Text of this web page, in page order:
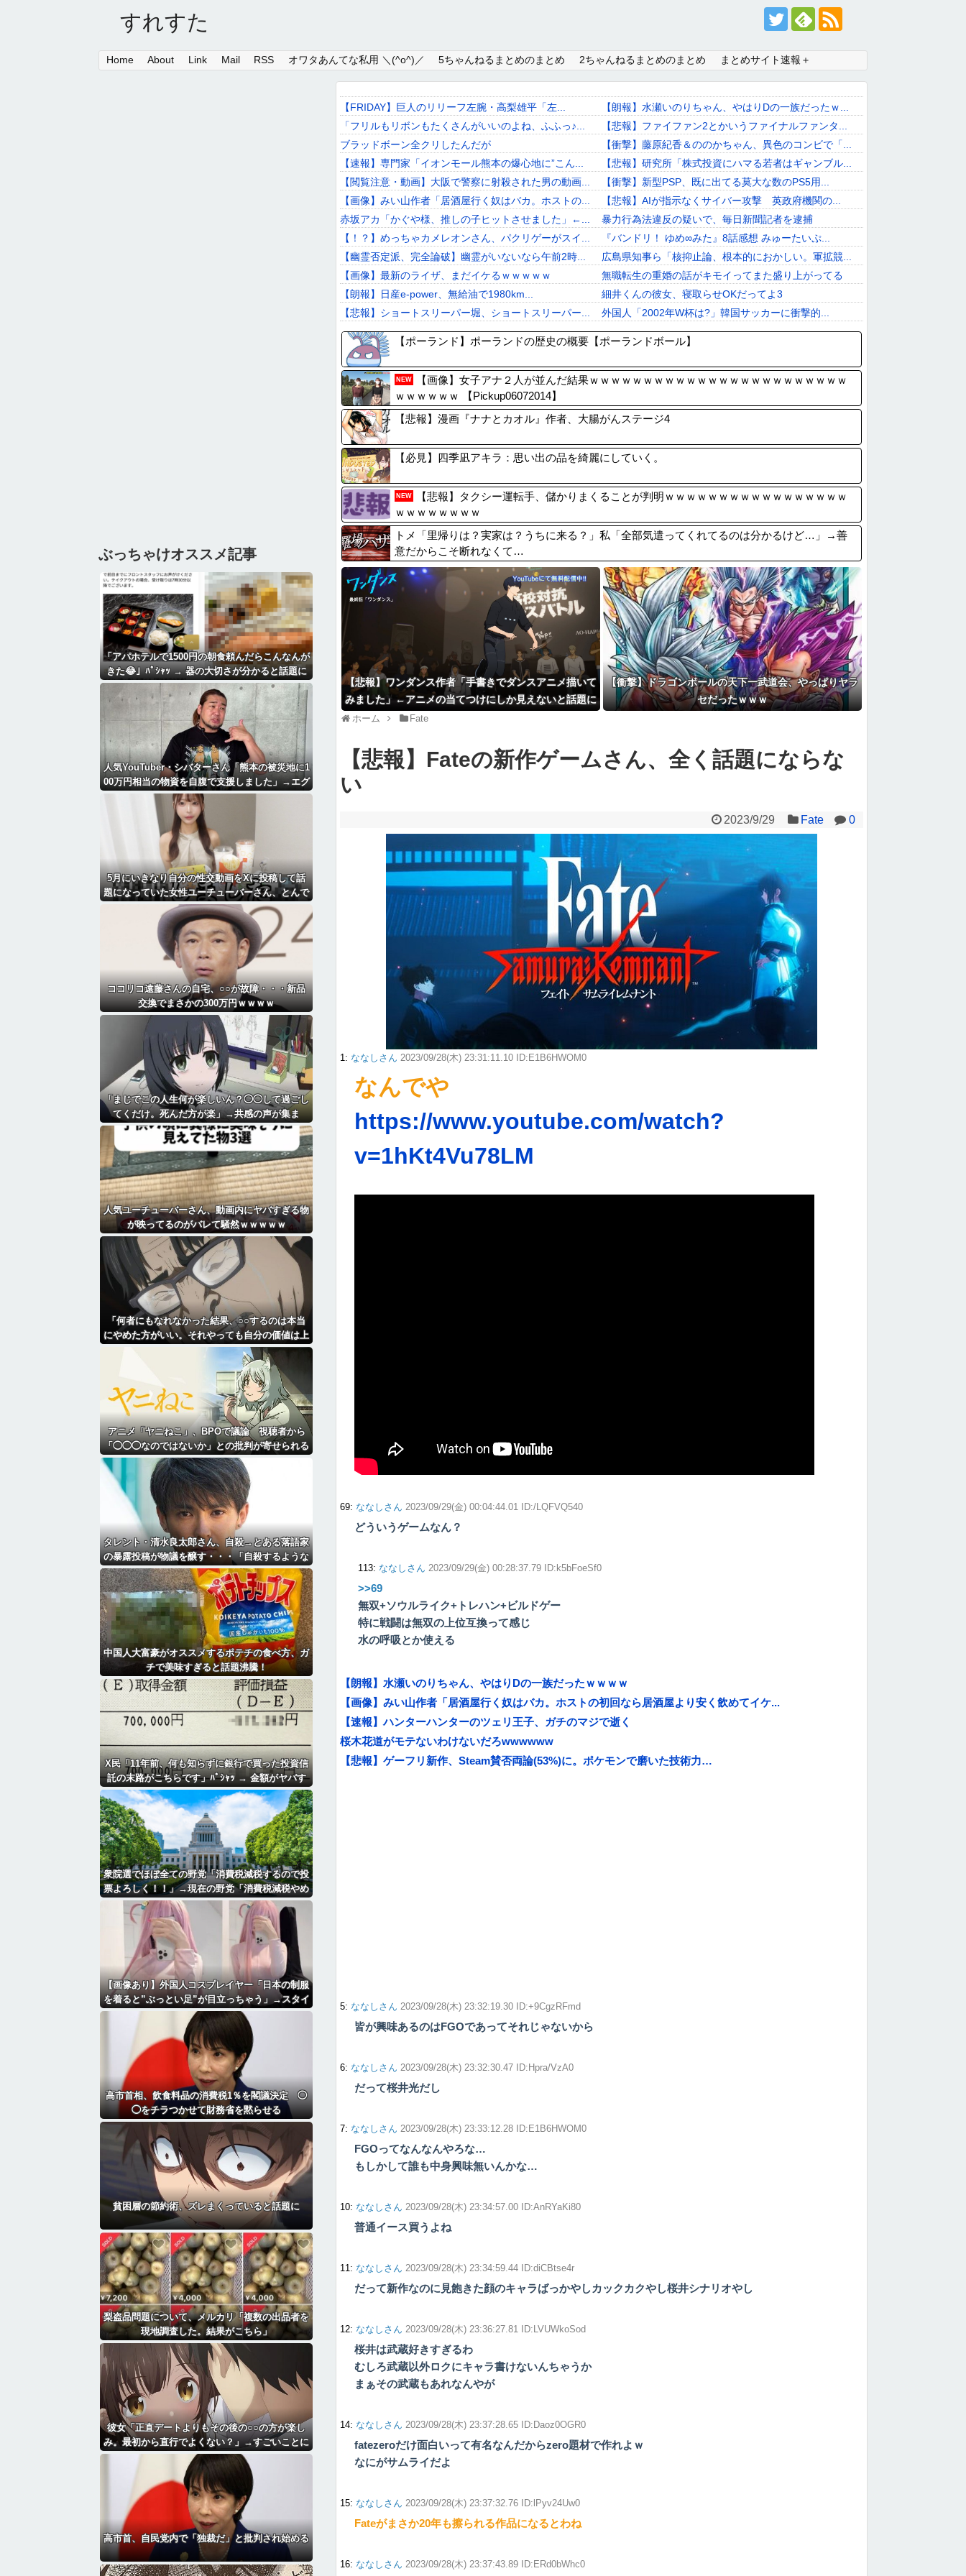
すれすた
Home About Link Mail RSS オワタあんてな私用 ＼(^o^)／ 5ちゃんねるまとめのまとめ 2ちゃんねるまとめのまとめ まとめサイト速報＋
【FRIDAY】巨人のリリーフ左腕・高梨雄平「左...
「フリルもリボンもたくさんがいいのよね、ふふっ♪...
ブラッドボーン全クリしたんだが
【速報】専門家「イオンモール熊本の爆心地に”こん...
【閲覧注意・動画】大阪で警察に射殺された男の動画...
【画像】みい山作者「居酒屋行く奴はバカ。ホストの...
赤坂アカ「かぐや様、推しの子ヒットさせました」←...
【！？】めっちゃカメレオンさん、パクリゲーがスイ...
【幽霊否定派、完全論破】幽霊がいないなら午前2時...
【画像】最新のライザ、まだイケるｗｗｗｗｗ
【朗報】日産e-power、無給油で1980km...
【悲報】ショートスリーパー堀、ショートスリーパー...
【画像】『金田一少年の事件簿』で好きな死体ランキ...
【有能】政府「トラックはサービスエリア利用有料化...
【動画】両方馬鹿（笑）ミニストップでトラックと衝...
【画像】ワイのS&P500、逝くｗ
【朗報】水瀬いのりちゃん、やはりDの一族だったｗ...
【悲報】ファイファン2とかいうファイナルファンタ...
【衝撃】藤原紀香＆ののかちゃん、異色のコンビで「...
【悲報】研究所「株式投資にハマる若者はギャンブル...
【衝撃】新型PSP、既に出てる莫大な数のPS5用...
【悲報】AIが指示なくサイバー攻撃 英政府機関の...
暴力行為法違反の疑いで、毎日新聞記者を逮捕
『バンドリ！ ゆめ∞みた』8話感想 みゅーたいぷ...
広島県知事ら「核抑止論、根本的におかしい。軍拡競...
無職転生の重婚の話がキモイってまた盛り上がってる
細井くんの彼女、寝取らせOKだってよ3
外国人「2002年W杯は?」韓国サッカーに衝撃的...
【画像】井口裕香(36)、タンクトップがはち切れ...
松本人志企画・プロデュース『ドキュメンタル』、ア...
【悲報】嫁に15年間嘘つかれてて心が壊れてるから...
【リスク3倍】お前ら「認知症」になりたくないなら...
【ポーランド】ポーランドの歴史の概要【ポーランドボール】
NEW
【画像】女子アナ２人が並んだ結果ｗｗｗｗｗｗｗｗｗｗｗｗｗｗｗｗｗｗｗｗｗｗｗｗ
ｗｗｗｗｗｗ 【Pickup06072014】
【悲報】漫画『ナナとカオル』作者、大腸がんステージ4
【必見】四季凪アキラ：思い出の品を綺麗にしていく。
NEW
【悲報】タクシー運転手、儲かりまくることが判明ｗｗｗｗｗｗｗｗｗｗｗｗｗｗｗｗｗ
ｗｗｗｗｗｗｗｗ
トメ「里帰りは？実家は？うちに来る？」私「全部気遣ってくれてるのは分かるけど…」→善
意だからこそ断れなくて…
【悲報】ワンダンス作者「手書きでダンスアニメ描いて
みました」←アニメの当てつけにしか見えないと話題に
【衝撃】ドラゴンボールの天下一武道会、やっぱりヤラ
セだったｗｗｗ
ホーム Fate
【悲報】Fateの新作ゲームさん、全く話題にならな
い
2023/9/29 Fate 0
1: ななしさん 2023/09/28(木) 23:31:11.10 ID:E1B6HWOM0
なんでや
https://www.youtube.com/watch?
v=1hKt4Vu78LM
69: ななしさん 2023/09/29(金) 00:04:44.01 ID:/LQFVQ540
どういうゲームなん？
113: ななしさん 2023/09/29(金) 00:28:37.79 ID:k5bFoeSf0
>>69
無双+ソウルライク+トレハン+ビルドゲー
特に戦闘は無双の上位互換って感じ
水の呼吸とか使える
【朗報】水瀬いのりちゃん、やはりDの一族だったｗｗｗｗ
【画像】みい山作者「居酒屋行く奴はバカ。ホストの初回なら居酒屋より安く飲めてイケ...
【速報】ハンターハンターのツェリ王子、ガチのマジで逝く
桜木花道がモテないわけないだろwwwwww
【悲報】ゲーフリ新作、Steam賛否両論(53%)に。ポケモンで磨いた技術力…
5: ななしさん 2023/09/28(木) 23:32:19.30 ID:+9CgzRFmd
皆が興味あるのはFGOであってそれじゃないから
6: ななしさん 2023/09/28(木) 23:32:30.47 ID:Hpra/VzA0
だって桜井光だし
7: ななしさん 2023/09/28(木) 23:33:12.28 ID:E1B6HWOM0
FGOってなんなんやろな…
もしかして誰も中身興味無いんかな…
10: ななしさん 2023/09/28(木) 23:34:57.00 ID:AnRYaKi80
普通イース買うよね
11: ななしさん 2023/09/28(木) 23:34:59.44 ID:diCBtse4r
だって新作なのに見飽きた顔のキャラばっかやしカックカクやし桜井シナリオやし
12: ななしさん 2023/09/28(木) 23:36:27.81 ID:LVUWkoSod
桜井は武蔵好きすぎるわ
むしろ武蔵以外ロクにキャラ書けないんちゃうか
まぁその武蔵もあれなんやが
14: ななしさん 2023/09/28(木) 23:37:28.65 ID:Daoz0OGR0
fatezeroだけ面白いって有名なんだからzero題材で作れよｗ
なにがサムライだよ
15: ななしさん 2023/09/28(木) 23:37:32.76 ID:lPyv24Uw0
Fateがまさか20年も擦られる作品になるとわね
16: ななしさん 2023/09/28(木) 23:37:43.89 ID:ERd0bWhc0
ぶっちゃけオススメ記事
「アパホテルで1500円の朝食頼んだらこんなんが
きた😂」ﾊﾟｼｬｯ → 器の大切さが分かると話題に
ｗｗｗｗｗ
人気YouTuber・シバターさん「熊本の被災地に1
00万円相当の物資を自腹で支援しました」→エグ
すぎる情報を暴露されるｗｗｗｗｗ
5月にいきなり自分の性交動画をXに投稿して話
題になっていた女性ユーチューバーさん、とんで
もないことになっていた・・・
ココリコ遠藤さんの自宅、○○が故障・・・新品
交換でまさかの300万円ｗｗｗｗ
「まじでこの人生何が楽しいん？◯◯して過ごし
てくだけ。死んだ方が楽」→共感の声が集ま
る・・
人気ユーチューバーさん、動画内にヤバすぎる物
が映ってるのがバレて騒然ｗｗｗｗｗ
「何者にもなれなかった結果、○○するのは本当
にやめた方がいい。それやっても自分の価値は上
がらない」→各界隈に突き刺さってしまう
アニメ「ヤニねこ」、BPOで議論 視聴者から
「◯◯◯なのではないか」との批判が寄せられる
タレント・清水良太郎さん、自殺→とある落語家
の暴露投稿が物議を醸す・・・「自殺するような
奴に◯◯されたんだね俺は」
中国人大富豪がオススメするポテチの食べ方、ガ
チで美味すぎると話題沸騰！
X民「11年前、何も知らずに銀行で買った投資信
託の末路がこちらです」ﾊﾟｼｬｯ → 金額がヤバす
ぎるｗｗｗｗｗｗ
衆院選でほぼ全ての野党「消費税減税するので投
票よろしく！！」→現在の野党「消費税減税やめ
ろ！！財源はどうするんだ！！」
【画像あり】外国人コスプレイヤー「日本の制服
を着ると”ぶっとい足”が目立っちゃう」→スタイ
ルが最高すぎて2.1万いいね「太もも好きにはた
まらん」「いいべ」
高市首相、飲食料品の消費税1％を閣議決定 ◯
◯をチラつかせて財務省を黙らせる
貧困層の節約術、ズレまくっていると話題に
梨盗品問題について、メルカリ「複数の出品者を
現地調査した。結果がこちら」
彼女「正直デートよりもその後の○○の方が楽し
み。最初から直行でよくない？」→すごいことに
なる・・・・・・
高市首、自民党内で「独裁だ」と批判され始める
Link
Mail
RSS
オワタあんてな私用 ＼(^o^)／
5ちゃんねるまとめのまとめ
2ちゃんねるまとめのまとめ
まとめサイト速報＋